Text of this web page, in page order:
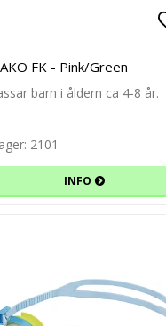
i favoritlistan
i favoritlistan
FK - Pink/Green
barn i åldern ca 4-8 år.
2101
INFO